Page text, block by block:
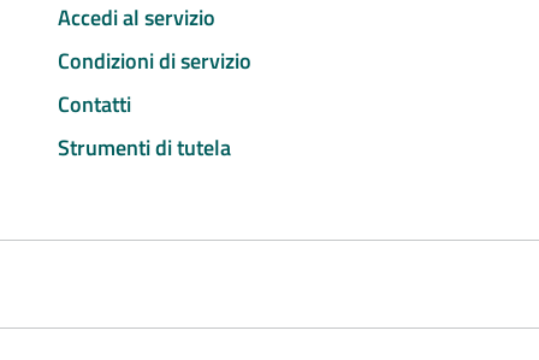
Accedi al servizio
Condizioni di servizio
Contatti
Strumenti di tutela